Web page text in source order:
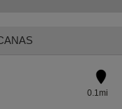
0.1mi